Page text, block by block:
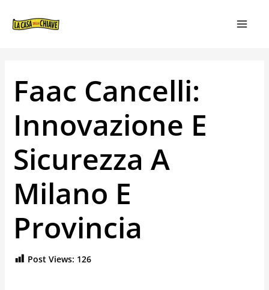
Faac Cancelli:
Innovazione E
Sicurezza A
Milano E
Provincia
Post Views: 126
ARTICOLI